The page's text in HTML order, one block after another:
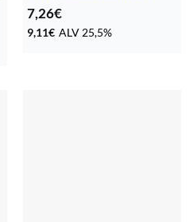
7,26€
9,11€ ALV 25,5%